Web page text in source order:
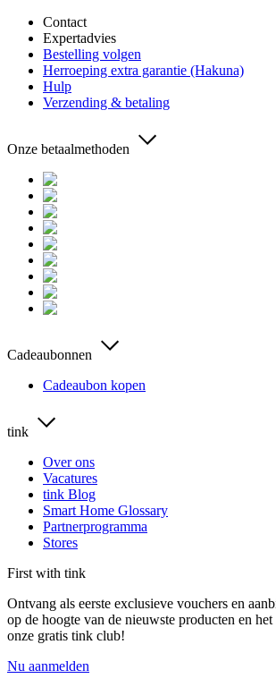
Contact
Expertadvies
Bestelling volgen
Herroeping extra garantie (Hakuna)
Hulp
Verzending & betaling
Onze betaalmethoden
Cadeaubonnen
Cadeaubon kopen
tink
Over ons
Vacatures
tink Blog
Smart Home Glossary
Partnerprogramma
Stores
First with tink
Ontvang als eerste exclusieve vouchers en
op de hoogte van de nieuwste producten en
onze gratis tink club!
Nu aanmelden